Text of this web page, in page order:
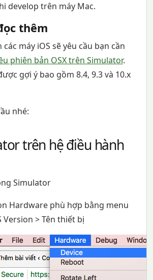
develop trên máy Mac.
thêm
máy iOS sẽ yêu cầu bạn cần
phiên bản OSX trên Simulator.
gợi ý bao gồm 8.4, 9.3 và 10.x
nhé:
trên hệ điều hành
Simulator
Hardware phù hợp bằng menu
Version > Tên thiết bị